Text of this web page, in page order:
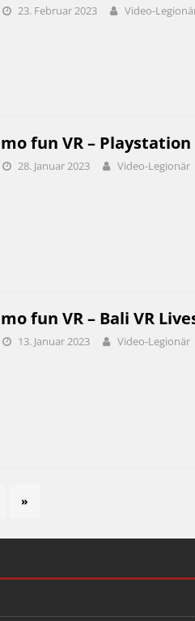
23. Februar 2023 Video-
mo fun VR – Playstation
28. Januar 2023 Video-Legionär
mo fun VR – Bali VR
13. Januar 2023 Video-Legionär
»